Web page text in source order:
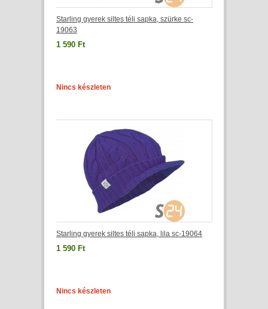
Starling gyerek siltes téli sapka, szürke sc-
19063
1 590 Ft
Nincs készleten
Starling gyerek siltes téli sapka, lila sc-19064
1 590 Ft
Nincs készleten